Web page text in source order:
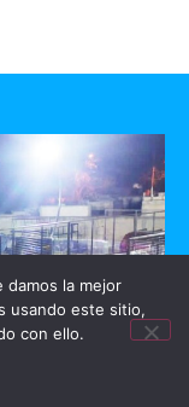
damos la mejor
usando este sitio,
con ello.